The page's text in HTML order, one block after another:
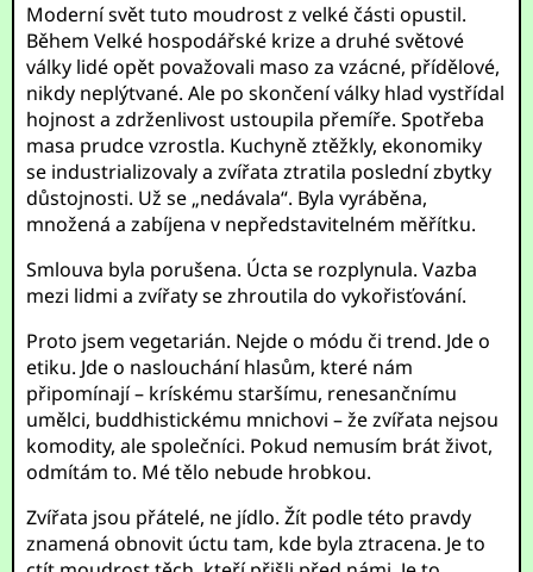
Moderní svět tuto moudrost z velké části opustil.
Během Velké hospodářské krize a druhé světové
války lidé opět považovali maso za vzácné, přídělové,
nikdy neplýtvané. Ale po skončení války hlad vystřídal
hojnost a zdrženlivost ustoupila přemíře. Spotřeba
masa prudce vzrostla. Kuchyně ztěžkly, ekonomiky
se industrializovaly a zvířata ztratila poslední zbytky
důstojnosti. Už se „nedávala“. Byla vyráběna,
množená a zabíjena v nepředstavitelném měřítku.
Smlouva byla porušena. Úcta se rozplynula. Vazba
mezi lidmi a zvířaty se zhroutila do vykořisťování.
Proto jsem vegetarián. Nejde o módu či trend. Jde o
etiku. Jde o naslouchání hlasům, které nám
připomínají – krískému staršímu, renesančnímu
umělci, buddhistickému mnichovi – že zvířata nejsou
komodity, ale společníci. Pokud nemusím brát život,
odmítám to. Mé tělo nebude hrobkou.
Zvířata jsou přátelé, ne jídlo. Žít podle této pravdy
znamená obnovit úctu tam, kde byla ztracena. Je to